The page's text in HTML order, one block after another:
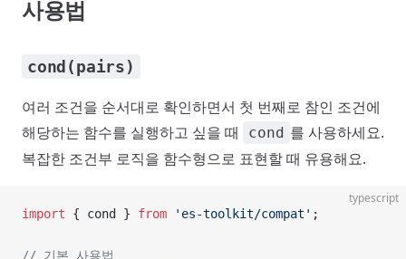
사용법
cond(pairs)
여러 조건을 순서대로 확인하면서 첫 번째로 참인 조건에
해당하는 함수를 실행하고 싶을 때
cond 를 사용하세요.
복잡한 조건부 로직을 함수형으로 표현할 때 유용해요.
typescript
import { cond } from 'es-toolkit/compat' ;
// 기본 사용법